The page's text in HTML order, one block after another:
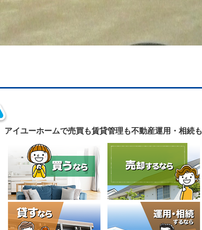
アイユーホームで売買も賃貸管理も不動産運用・相続も